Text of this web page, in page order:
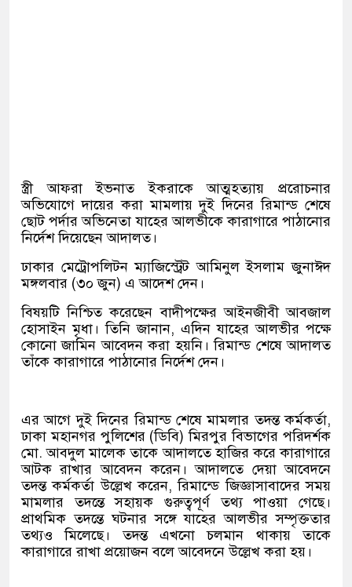
স্ত্রী আফরা ইভনাত ইকরাকে আত্মহত্যায় প্ররোচনার
অভিযোগে দায়ের করা মামলায় দুই দিনের রিমান্ড শেষে
ছোট পর্দার অভিনেতা যাহের আলভীকে কারাগারে পাঠানোর
নির্দেশ দিয়েছেন আদালত।
ঢাকার মেট্রোপলিটন ম্যাজিস্ট্রেট আমিনুল ইসলাম জুনাঈদ
মঙ্গলবার (৩০ জুন) এ আদেশ দেন।
বিষয়টি নিশ্চিত করেছেন বাদীপক্ষের আইনজীবী আবজাল
হোসাইন মৃধা। তিনি জানান, এদিন যাহের আলভীর পক্ষে
কোনো জামিন আবেদন করা হয়নি। রিমান্ড শেষে আদালত
তাঁকে কারাগারে পাঠানোর নির্দেশ দেন।
এর আগে দুই দিনের রিমান্ড শেষে মামলার তদন্ত কর্মকর্তা,
ঢাকা মহানগর পুলিশের (ডিবি) মিরপুর বিভাগের পরিদর্শক
মো. আবদুল মালেক তাকে আদালতে হাজির করে কারাগারে
আটক রাখার আবেদন করেন। আদালতে দেয়া আবেদনে
তদন্ত কর্মকর্তা উল্লেখ করেন, রিমান্ডে জিজ্ঞাসাবাদের সময়
মামলার তদন্তে সহায়ক গুরুত্বপূর্ণ তথ্য পাওয়া গেছে।
প্রাথমিক তদন্তে ঘটনার সঙ্গে যাহের আলভীর সম্পৃক্ততার
তথ্যও মিলেছে। তদন্ত এখনো চলমান থাকায় তাকে
কারাগারে রাখা প্রয়োজন বলে আবেদনে উল্লেখ করা হয়।